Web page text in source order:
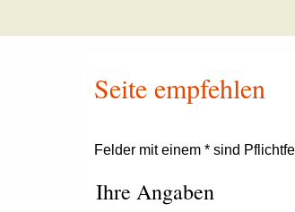
Seite empfehlen
Felder mit einem * sind
Ihre Angaben